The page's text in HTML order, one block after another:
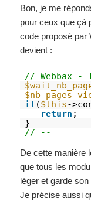
Bon, je me
pour ceux que çà
code proposé par
devient :
// Webbax -
if ($this-
return ;
}
// --
De cette manière
que tous les
léger et garde
Je précise aussi